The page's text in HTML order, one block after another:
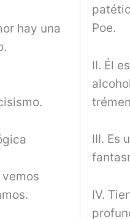
hay una
Poe.
II. Él
III. Es
IV.